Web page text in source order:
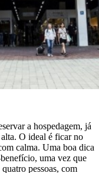
a hospedagem, já
O ideal é ficar no
calma. Uma boa dica
uma vez que
pessoas, com